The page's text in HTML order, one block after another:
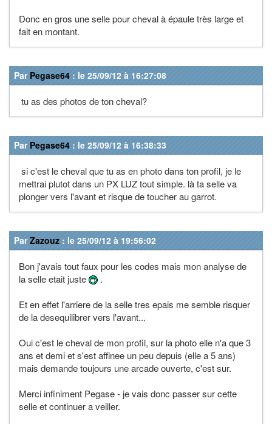
Donc en gros une selle pour cheval à épaule très large et
fait en montant.
Par Pegase64 : le 25/09/12 à 16:27:08
tu as des photos de ton cheval?
Par Pegase64 : le 25/09/12 à 16:38:33
si c'est le cheval que tu as en photo dans ton profil, je le
mettrai plutot dans un PX LUZ tout simple. là ta selle va
plonger vers l'avant et risque de toucher au garrot.
ParZazouz : le 25/09/12 à 19:56:02
Bon j'avais tout faux pour les codes mais mon analyse de
la selle etait juste
.
Et en effet l'arriere de la selle tres epais me semble risquer
de la desequilibrer vers l'avant...
Oui c'est le cheval de mon profil, sur la photo elle n'a que 3
ans et demi et s'est affinee un peu depuis (elle a 5 ans)
mais demande toujours une arcade ouverte, c'est sur.
Merci infiniment Pegase - je vais donc passer sur cette
selle et continuer a veiller.